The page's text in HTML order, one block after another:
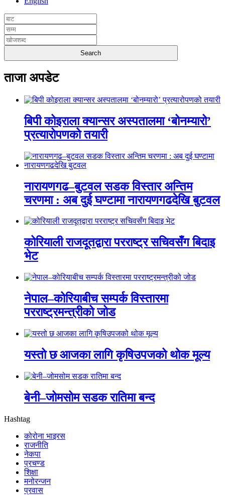
ताजा अपडेट
बिपी कोइराला क्यान्सर अस्पतालमा ‘बोनम्यारो’
प्रत्यारोपणको तयारी
नारायणगढ–बुटवल सडक विस्तार अन्तिम
चरणमा : अब दुई घण्टामा नारायणगढदेखि बुटवल
कोरियाली राजदूतद्वारा परराष्ट्र सचिवसँग बिदाइ
भेट
नेपाल–कोरियाबीच सम्पर्क विस्तारमा
परराष्ट्रमन्त्रीको जोड
यस्तो छ आजका लागि कृषिउपजको थोक मूल्य
बेनी–जोमसोम सडक रातिमा बन्द
Hashtag
कोरोना भाइरस
राजनीति
नेकपा
प्रचण्ड
शिक्षा
मनोरन्जन
प्रवास